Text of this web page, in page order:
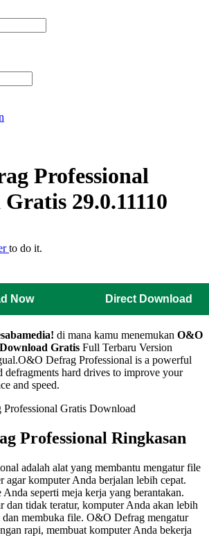
Professional
29.0.11110
to do it.
Now Direct Download
di mana kamu menemukan O&O
Gratis Full Terbaru Version
Defrag Professional is a powerful
defragments hard drives to improve your
and speed.
Professional Ringkasan
adalah alat yang membantu mengatur file
agar komputer Anda berjalan lebih cepat.
seperti meja kerja yang berantakan.
dan tidak teratur, komputer Anda akan lebih
dan membuka file. O&O Defrag mengatur
rapi, membuat komputer Anda bekerja